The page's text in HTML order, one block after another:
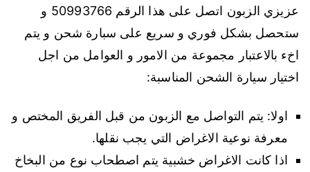
عزيزي الزبون اتصل على هذا الرقم 50993766 و
ستحصل بشكل فوري و سريع على سبارة شحن و يتم
اخء بالاعتبار مجموعة من الامور و العوامل من اجل
اختيار سيارة الشحن المناسبة:
اولا: يتم التواصل مع الزبون من قبل الفريق المختص و
معرفة نوعية الاغراض التي يجب نقلها.
اذا كانت الاغراض خشبية يتم اصطحاب نوع من البخاخ